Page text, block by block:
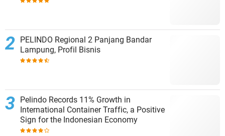
PELINDO Regional 2 Panjang Bandar
Lampung, Profil Bisnis
Pelindo Records 11% Growth in
International Container Traffic, a Positive
Sign for the Indonesian Economy